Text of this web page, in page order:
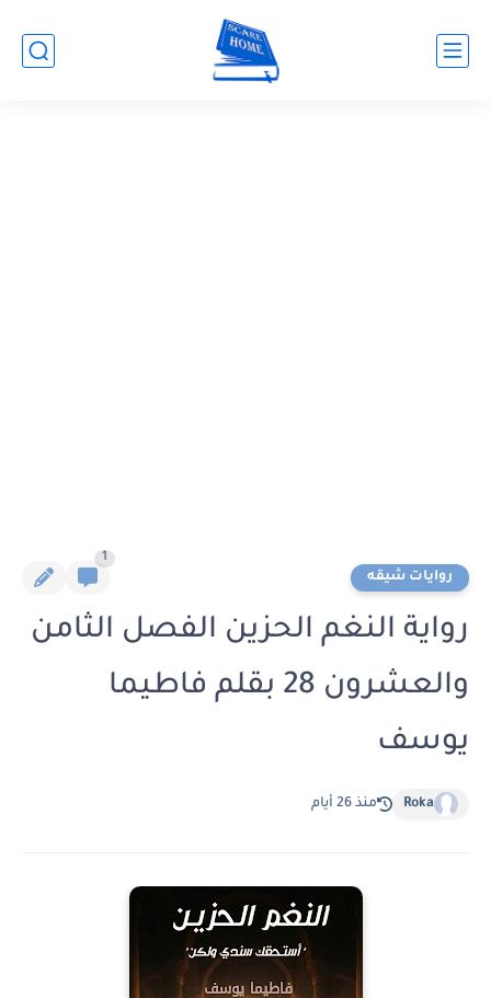
روايات شيقه
1
رواية النغم الحزين الفصل الثامن
والعشرون 28 بقلم فاطيما
يوسف
Roka منذ 26 أيام